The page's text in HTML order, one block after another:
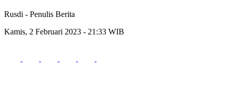
Rusdi - Penulis Berita
Kamis, 2 Februari 2023 - 21:33 WIB